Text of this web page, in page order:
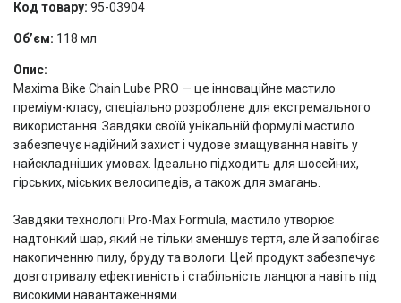
Код товару: 95-03904
Об’єм: 118 мл
Опис:
Maxima Bike Chain Lube PRO — це інноваційне мастило
преміум-класу, спеціально розроблене для екстремального
використання. Завдяки своїй унікальній формулі мастило
забезпечує надійний захист і чудове змащування навіть у
найскладніших умовах. Ідеально підходить для шосейних,
гірських, міських велосипедів, а також для змагань.
Завдяки технології Pro-Max Formula, мастило утворює
надтонкий шар, який не тільки зменшує тертя, але й запобігає
накопиченню пилу, бруду та вологи. Цей продукт забезпечує
довготривалу ефективність і стабільність ланцюга навіть під
високими навантаженнями.